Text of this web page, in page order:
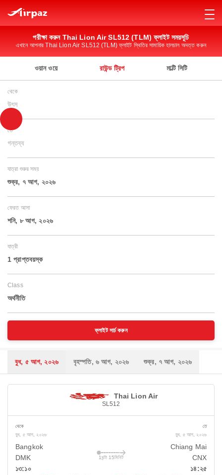
পরীক্ষা করুন Thai Lion Air SL512 (TLM) ফ্লাইট সময়সূচি
এখানে আপনার Thai Lion Air SL512 (TLM) ফ্লাইট স্থিতির সামায়িক হালচাল অদত্ত করুন
ওয়ান ওয়ে রাউন্ড ট্রিপ মাল্টি সিটি
থেকে
উৎস
তে
গন্তব্য
যাত্রা শুরুর সময়
শুক্র, ৭ আগ, ২০২৬
ফেরত আসা
শনি, ৮ আগ, ২০২৬
যাত্রী
1 প্রাপ্তবয়স্ক
Class
অর্থনীতি
ফ্লাইট সার্চ করুন
বুধ, ৫ আগ, ২০২৬ বৃহস্পতি, ৬ আগ, ২০২৬ শুক্র, ৭ আগ, ২০২৬
Thai Lion Air
SL512
থেকে
বুধ, ৫ আগ, ২০২৬
Bangkok
DMK
১৩:১০
1ঘন্টা 15মিনিট
তে
বুধ, ৫ আগ, ২০২৬
Chiang Mai
CNX
১৪:২৫